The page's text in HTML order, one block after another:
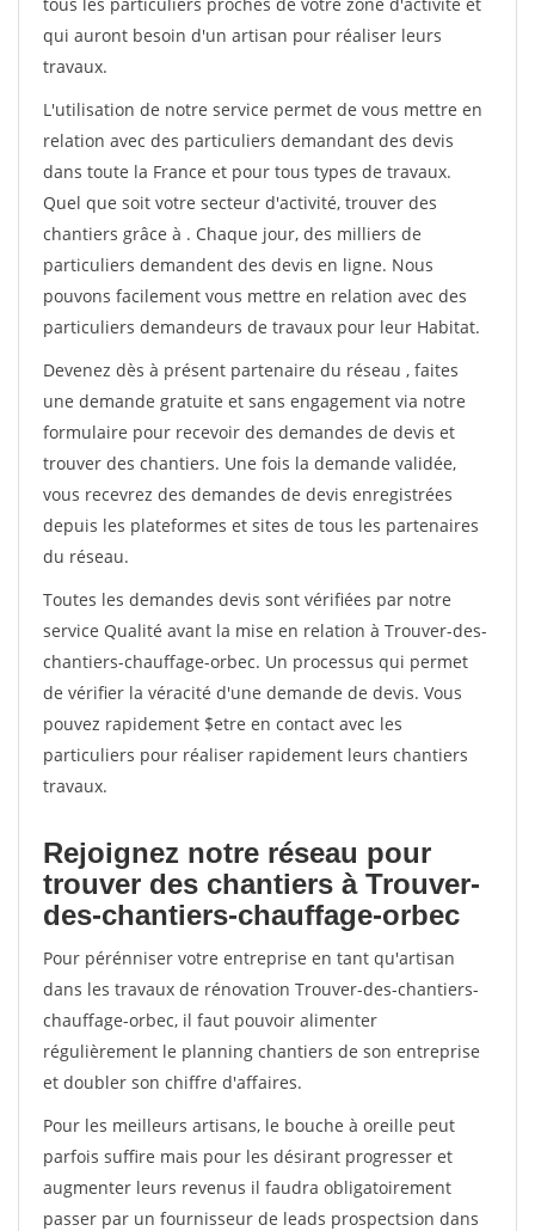
qui auront besoin d'un artisan pour réaliser leurs
travaux.
L'utilisation de notre service permet de vous mettre en
relation avec des particuliers demandant des devis
dans toute la France et pour tous types de travaux.
Quel que soit votre secteur d'activité, trouver des
chantiers grâce à . Chaque jour, des milliers de
particuliers demandent des devis en ligne. Nous
pouvons facilement vous mettre en relation avec des
particuliers demandeurs de travaux pour leur Habitat.
Devenez dès à présent partenaire du réseau , faites
une demande gratuite et sans engagement via notre
formulaire pour recevoir des demandes de devis et
trouver des chantiers. Une fois la demande validée,
vous recevrez des demandes de devis enregistrées
depuis les plateformes et sites de tous les partenaires
du réseau.
Toutes les demandes devis sont vérifiées par notre
service Qualité avant la mise en relation à Trouver-des-
chantiers-chauffage-orbec. Un processus qui permet
de vérifier la véracité d'une demande de devis. Vous
pouvez rapidement $etre en contact avec les
particuliers pour réaliser rapidement leurs chantiers
travaux.
Rejoignez notre réseau pour
trouver des chantiers à Trouver-
des-chantiers-chauffage-orbec
Pour pérénniser votre entreprise en tant qu'artisan
dans les travaux de rénovation Trouver-des-chantiers-
chauffage-orbec, il faut pouvoir alimenter
régulièrement le planning chantiers de son entreprise
et doubler son chiffre d'affaires.
Pour les meilleurs artisans, le bouche à oreille peut
parfois suffire mais pour les désirant progresser et
augmenter leurs revenus il faudra obligatoirement
passer par un fournisseur de leads prospectsion dans